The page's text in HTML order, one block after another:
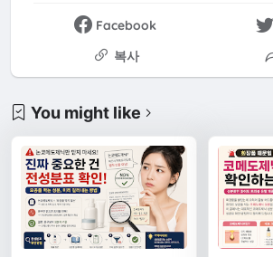
Facebook
복사
You might like